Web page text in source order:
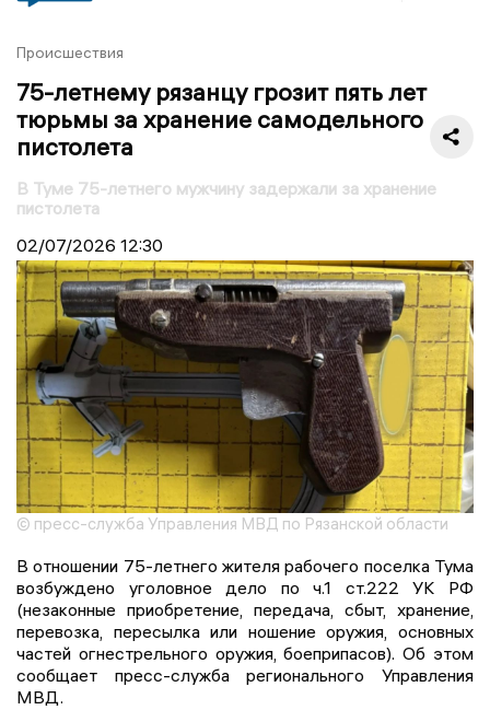
Происшествия
75-летнему рязанцу грозит пять лет
тюрьмы за хранение самодельного
пистолета
В Туме 75-летнего мужчину задержали за хранение
пистолета
02/07/2026 12:30
© пресс-служба Управления МВД по Рязанской области
В отношении 75-летнего жителя рабочего поселка Тума
возбуждено уголовное дело по ч.1 ст.222 УК РФ
(незаконные приобретение, передача, сбыт, хранение,
перевозка, пересылка или ношение оружия, основных
частей огнестрельного оружия, боеприпасов). Об этом
сообщает пресс-служба регионального Управления
МВД.